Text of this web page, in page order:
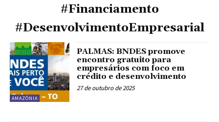
#Financiamento
#DesenvolvimentoEmpresarial
AMAZÔNIA
PALMAS: BNDES promove
encontro gratuito para
empresários com foco em
crédito e desenvolvimento
27 de outubro de 2025